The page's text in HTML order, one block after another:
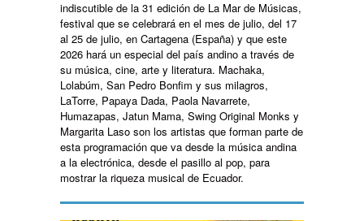
indiscutible de la 31 edición de La Mar de Músicas,
festival que se celebrará en el mes de julio, del 17
al 25 de julio, en Cartagena (España) y que este
2026 hará un especial del país andino a través de
su música, cine, arte y literatura. Machaka,
Lolabúm, San Pedro Bonfim y sus milagros,
LaTorre, Papaya Dada, Paola Navarrete,
Humazapas, Jatun Mama, Swing Original Monks y
Margarita Laso son los artistas que forman parte de
esta programación que va desde la música andina
a la electrónica, desde el pasillo al pop, para
mostrar la riqueza musical de Ecuador.